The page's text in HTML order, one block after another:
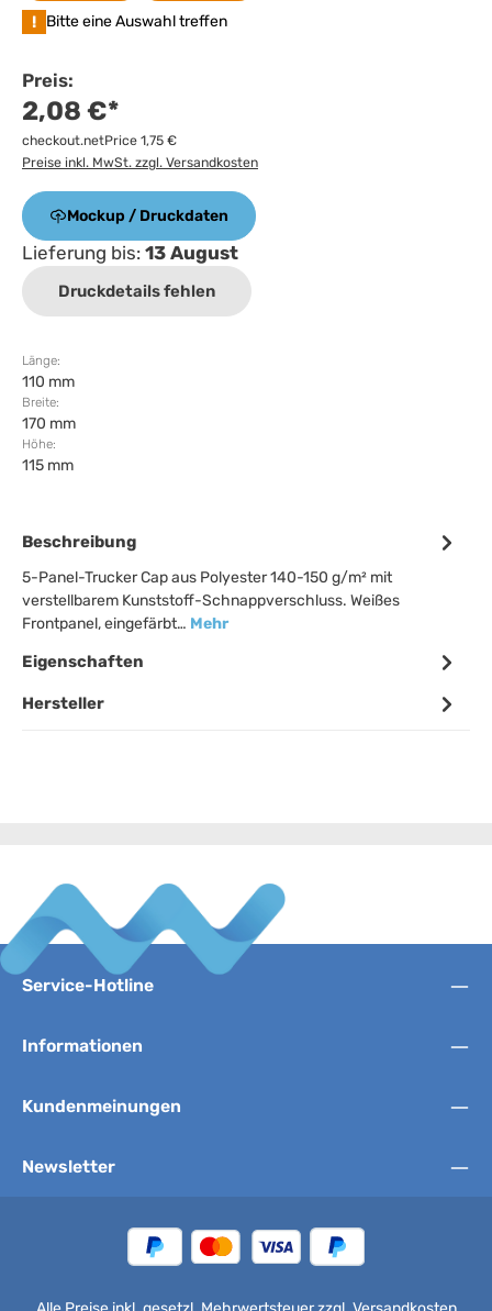
! Bitte eine Auswahl treffen
Preis:
2,08 €*
checkout.netPrice 1,75 €
Preise inkl. MwSt. zzgl. Versandkosten
Mockup / Druckdaten
Lieferung bis: 13 August
Druckdetails fehlen
Länge:
110 mm
Breite:
170 mm
Höhe:
115 mm
Beschreibung
5-Panel-Trucker Cap aus Polyester 140-150 g/m² mit
verstellbarem Kunststoff-Schnappverschluss. Weißes
Frontpanel, eingefärbt… Mehr
Eigenschaften
Hersteller
Service-Hotline
Informationen
Kundenmeinungen
Newsletter